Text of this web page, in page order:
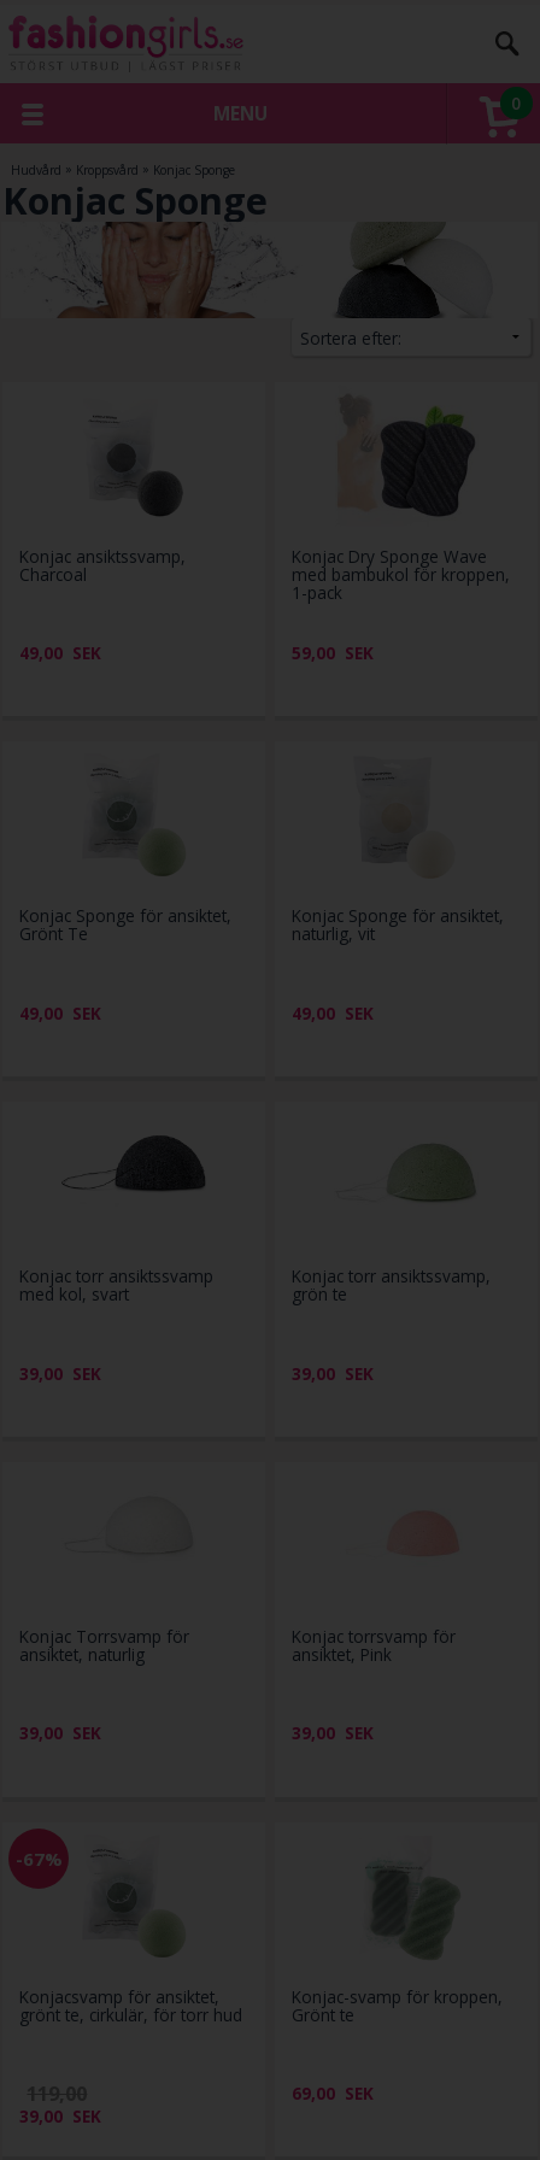
0
MENU
Hudvård » Kroppsvård » Konjac Sponge
Konjac Sponge
Konjac ansiktssvamp,
Charcoal
49,00 SEK
Konjac Dry Sponge Wave
med bambukol för kroppen,
1-pack
59,00 SEK
Konjac Sponge för ansiktet,
Grönt Te
49,00 SEK
Konjac Sponge för ansiktet,
naturlig, vit
49,00 SEK
Konjac torr ansiktssvamp
med kol, svart
39,00 SEK
Konjac torr ansiktssvamp,
grön te
39,00 SEK
Konjac Torrsvamp för
ansiktet, naturlig
39,00 SEK
Konjac torrsvamp för
ansiktet, Pink
39,00 SEK
-67%
Konjacsvamp för ansiktet,
grönt te, cirkulär, för torr hud
39,00 SEK
Konjac-svamp för kroppen,
Grönt te
69,00 SEK